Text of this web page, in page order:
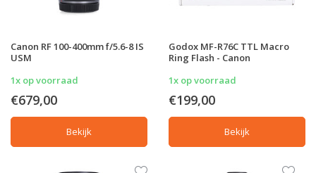
Canon RF 100-400mm f/5.6-8 IS
USM
1x op voorraad
€679,00
Bekijk
Godox MF-R76C TTL Macro
Ring Flash - Canon
1x op voorraad
€199,00
Bekijk